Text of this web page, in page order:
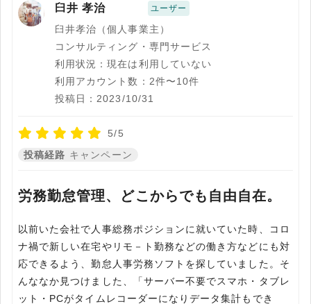
臼井 孝治 ユーザー
臼井孝治（個人事業主）
コンサルティング・専門サービス
利用状況：現在は利用していない
利用アカウント数：2件〜10件
投稿日：2023/10/31
5/5
投稿経路 キャンペーン
労務勤怠管理、どこからでも自由自在。
以前いた会社で人事総務ポジションに就いていた時、コロ
ナ禍で新しい在宅やリモ－ト勤務などの働き方などにも対
応できるよう、勤怠人事労務ソフトを探していました。そ
んななか見つけました、「サーバー不要でスマホ・タブレ
ット・PCがタイムレコーダーになりデータ集計もでき